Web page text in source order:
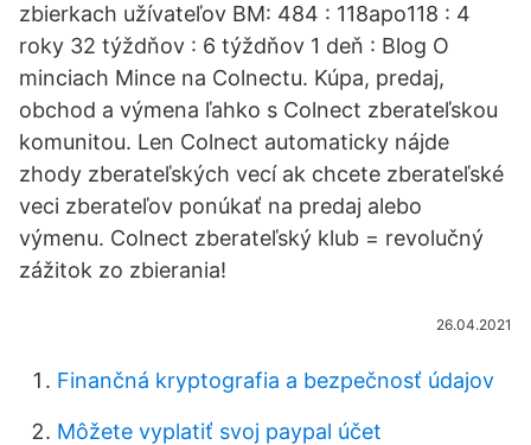
zbierkach užívateľov BM: 484 : 118apo118 : 4
roky 32 týždňov : 6 týždňov 1 deň : Blog O
minciach Mince na Colnectu. Kúpa, predaj,
obchod a výmena ľahko s Colnect zberateľskou
komunitou. Len Colnect automaticky nájde
zhody zberateľských vecí ak chcete zberateľské
veci zberateľov ponúkať na predaj alebo
výmenu. Colnect zberateľský klub = revolučný
zážitok zo zbierania!
26.04.2021
Finančná kryptografia a bezpečnosť údajov
Môžete vyplatiť svoj paypal účet